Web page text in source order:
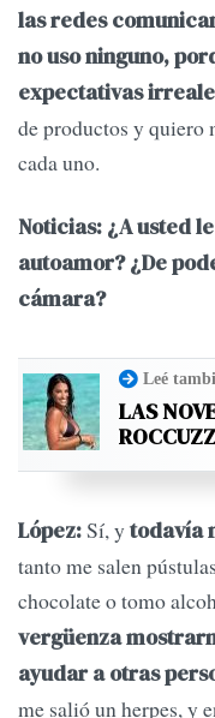
las redes
no uso ninguno,
expectativas
de productos y quiero
cada uno.
Noticias: ¿A usted
autoamor? ¿De
cámara?
Leé
LAS
López:Sí, y todavía
tanto me salen
chocolate o tomo
vergüenza
ayudar a otras
me salió un herpes, y